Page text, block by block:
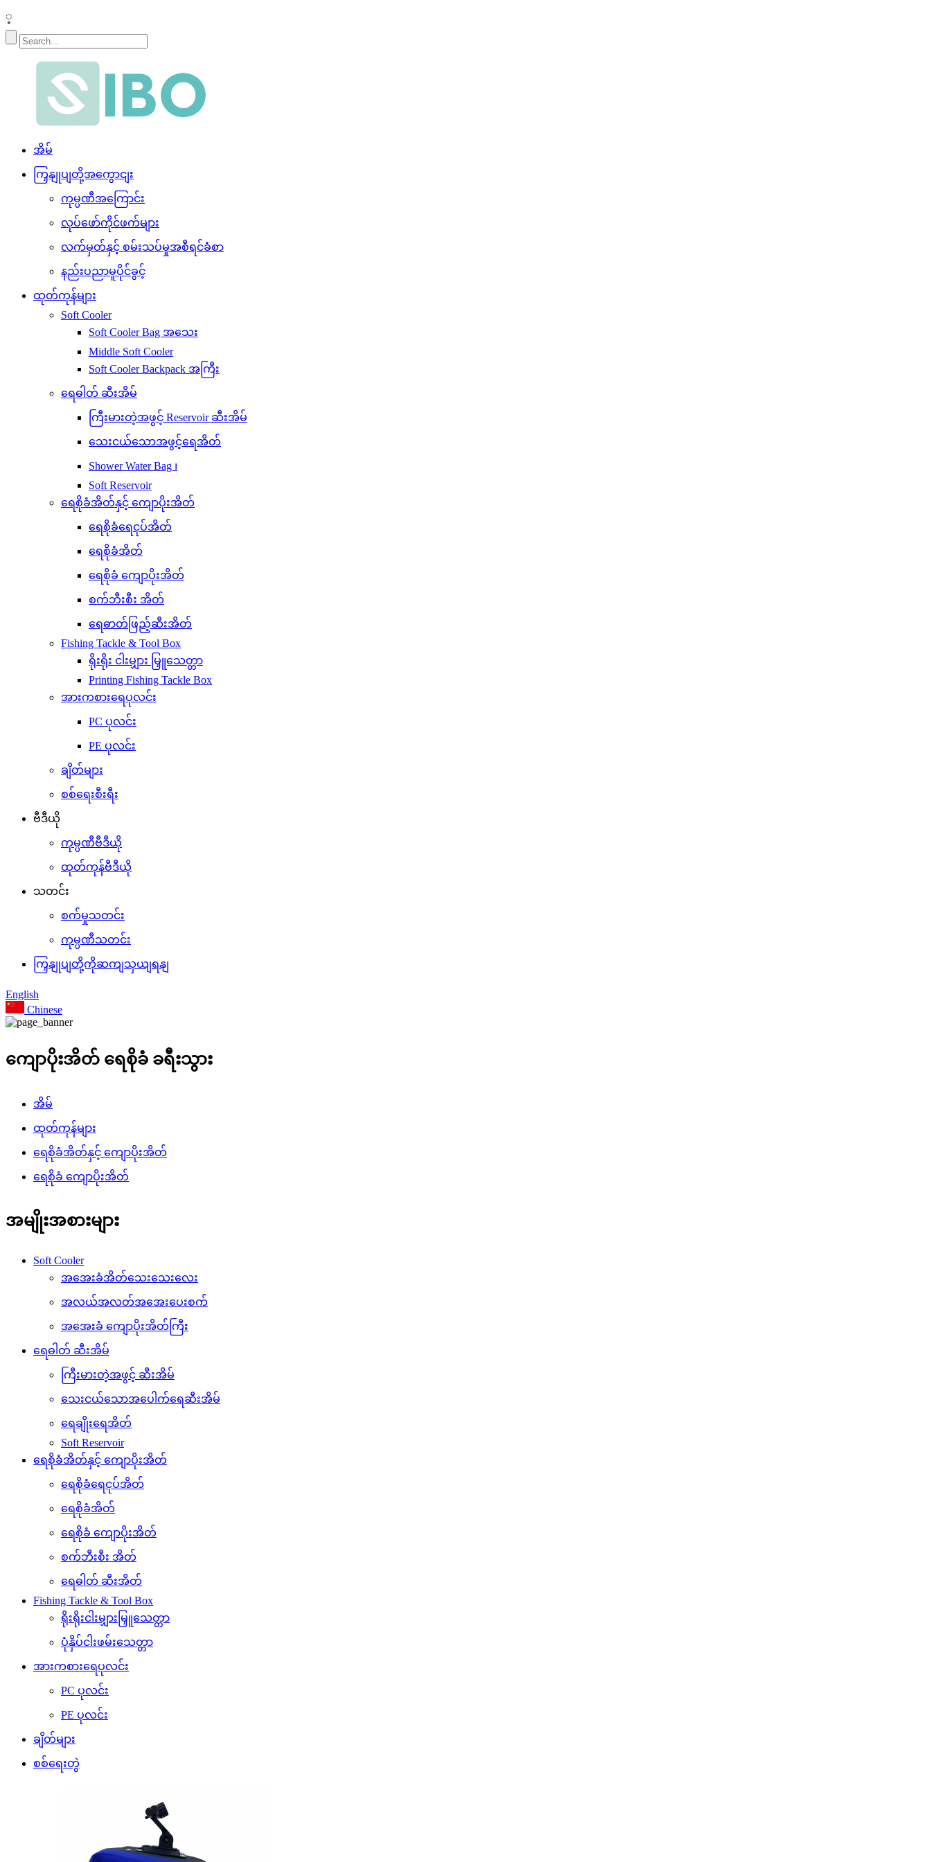
့
အိမ်
ကြှနျုပျတို့အကွောငျး
ကုမ္ပဏီအကြောင်း
လုပ်ဖော်ကိုင်ဖက်များ
လက်မှတ်နှင့် စမ်းသပ်မှုအစီရင်ခံစာ
နည်းပညာမူပိုင်ခွင့်
ထုတ်ကုန်များ
Soft Cooler
Soft Cooler Bag အသေး
Middle Soft Cooler
Soft Cooler Backpack အကြီး
ရေဓါတ် ဆီးအိမ်
ကြီးမားတဲ့အဖွင့် Reservoir ဆီးအိမ်
သေးငယ်သောအဖွင့်ရေအိတ်
Shower Water Bag ၊
Soft Reservoir
ရေစိုခံအိတ်နှင့် ကျောပိုးအိတ်
ရေစိုခံရေငုပ်အိတ်
ရေစိုခံအိတ်
ရေစိုခံ ကျောပိုးအိတ်
စက်ဘီးစီး အိတ်
ရေဓာတ်ဖြည့်ဆီးအိတ်
Fishing Tackle & Tool Box
ရိုးရိုး ငါးမျှား မြှူသေတ္တာ
Printing Fishing Tackle Box
အားကစားရေပုလင်း
PC ပုလင်း
PE ပုလင်း
ချိတ်များ
စစ်ရေးစီးရီး
ဗီဒီယို
ကုမ္ပဏီဗီဒီယို
ထုတ်ကုန်ဗီဒီယို
သတင်း
စက်မှုသတင်း
ကုမ္ပဏီသတင်း
ကြှနျုပျတို့ကိုဆကျသှယျရနျ
English
Chinese
ကျောပိုးအိတ် ရေစိုခံ ခရီးသွား
အိမ်
ထုတ်ကုန်များ
ရေစိုခံအိတ်နှင့် ကျောပိုးအိတ်
ရေစိုခံ ကျောပိုးအိတ်
အမျိုးအစားများ
Soft Cooler
အအေးခံအိတ်သေးသေးလေး
အလယ်အလတ်အအေးပေးစက်
အအေးခံ ကျောပိုးအိတ်ကြီး
ရေဓါတ် ဆီးအိမ်
ကြီးမားတဲ့အဖွင့် ဆီးအိမ်
သေးငယ်သောအပေါက်ရေဆီးအိမ်
ရေချိုးရေအိတ်
Soft Reservoir
ရေစိုခံအိတ်နှင့် ကျောပိုးအိတ်
ရေစိုခံရေငုပ်အိတ်
ရေစိုခံအိတ်
ရေစိုခံ ကျောပိုးအိတ်
စက်ဘီးစီး အိတ်
ရေဓါတ် ဆီးအိတ်
Fishing Tackle & Tool Box
ရိုးရိုးငါးမျှားမြှူသေတ္တာ
ပုံနှိပ်ငါးဖမ်းသေတ္တာ
အားကစားရေပုလင်း
PC ပုလင်း
PE ပုလင်း
ချိတ်များ
စစ်ရေးတွဲ